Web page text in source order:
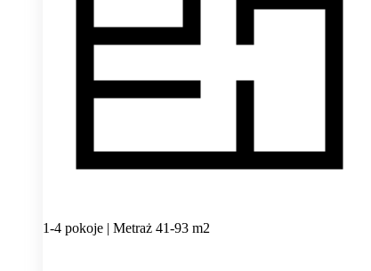
1-4 pokoje | Metraż 41-93 m2